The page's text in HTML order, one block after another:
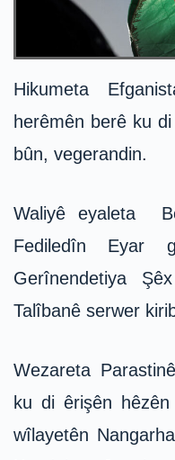
Hikumeta
herêmên berê ku
bûn, vegerandin.
Waliyê eyaleta
Fediledîn Eyar
Gerînendetiya
Talîbanê serwer
Wezareta
ku di êrişên
wîlayetên